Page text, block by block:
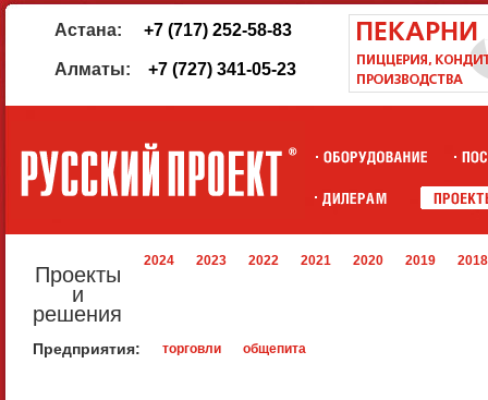
Астана: +7 (717) 252-58-83
Алматы: +7 (727) 341-05-23
Проекты
и
решения
2024 2023 2022 2021 2020 2019 2018
Предприятия: торговли общепита